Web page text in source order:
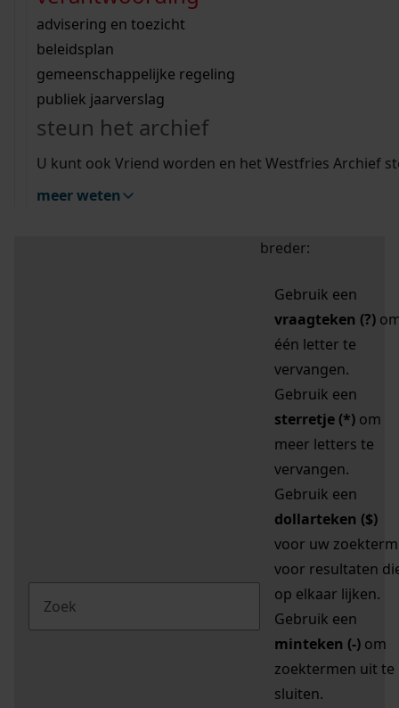
bouwvergunningen
omgevingsvergunningen
vergunningen
beeld en geluid
uitleg nodig?
Wij helpen u op weg met een aantal zoektips.
bekijk alle zoektips
Wij helpen u op weg met een aantal zoektips.
bekijk alle zoektips
bekijk ons geschiedenislokaal
advisering en toezicht
beleidsplan
gemeenschappelijke regeling
publiek jaarverslag
steun het archief
U kunt ook Vriend worden en het Westfries Archief
meer weten
zoektips
Mijn Studiezaal (inloggen)
uw zoekopdracht te
breder:
Gebruik een
vraagteken (?)
één letter te
vervangen.
Gebruik een
sterretje (*) om
meer letters te
vervangen.
Gebruik een
dollarteken ($)
voor uw zoekterm
voor resultaten
op elkaar lijken.
Gebruik een
minteken (-) om
zoektermen uit te
sluiten.